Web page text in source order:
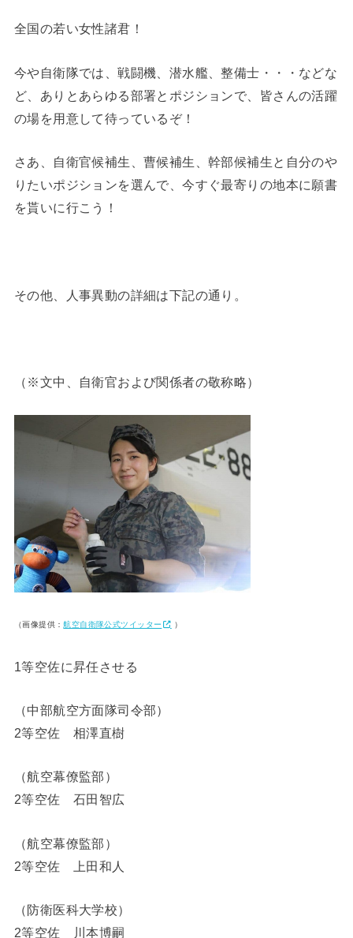
全国の若い女性諸君！
今や自衛隊では、戦闘機、潜水艦、整備士・・・などな
ど、ありとあらゆる部署とポジションで、皆さんの活躍
の場を用意して待っているぞ！
さあ、自衛官候補生、曹候補生、幹部候補生と自分のや
りたいポジションを選んで、今すぐ最寄りの地本に願書
を貰いに行こう！
その他、人事異動の詳細は下記の通り。
（※文中、自衛官および関係者の敬称略）
（画像提供：航空自衛隊公式ツイッター ）
1等空佐に昇任させる
（中部航空方面隊司令部）
2等空佐 相澤直樹
（航空幕僚監部）
2等空佐 石田智広
（航空幕僚監部）
2等空佐 上田和人
（防衛医科大学校）
2等空佐 川本博嗣